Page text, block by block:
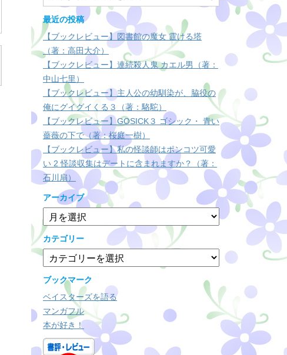
最近の投稿
【ブックレビュー】図書館の魔女 霆ける塔
（著：高田大介）
【ブックレビュー】連続殺人鬼 カエル男（著：
中山七里）
【ブックレビュー】主人公の幼馴染が、脇役の
俺にグイグイくる３（著：駱駝）
【ブックレビュー】GOSICK３ ゴシック・ 青い
薔薇の下で（著：桜庭一樹）
【ブックレビュー】私の怪談師はポンコツ可愛
い 2 怪談収集はデートに含まれますか？（著：
石川扇）
アーカイブ
ア
ー
カ
イ
ブ
カテゴリー
カ
テ
ゴ
ー
ブックマーク
ベイスターズを語る
マンガフル
本が好き！